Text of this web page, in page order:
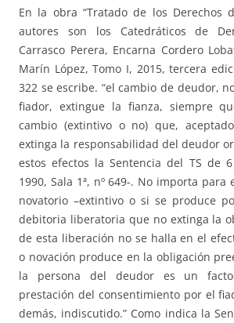
En la obra “Tratado de los Derechos
autores son los Catedráticos de
Carrasco Perera, Encarna Cordero
Marín López, Tomo I, 2015, tercera
322 se escribe. “el cambio de deudor,
fiador, extingue la fianza, siempre
cambio (extintivo o no) que,
extinga la responsabilidad del deudor
estos efectos la Sentencia del TS de
1990, Sala 1ª, nº 649-. No importa para
novatorio –extintivo o si se produce
debitoria liberatoria que no extinga la
de esta liberación no se halla en el
o novación produce en la obligación
la persona del deudor es un
prestación del consentimiento por el
demás, indiscutido.” Como indica la